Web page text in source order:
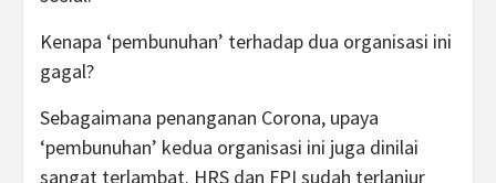
Kenapa ‘pembunuhan’ terhadap dua organisasi ini
gagal?
Sebagaimana penanganan Corona, upaya
‘pembunuhan’ kedua organisasi ini juga dinilai
sangat terlambat. HRS dan FPI sudah terlanjur